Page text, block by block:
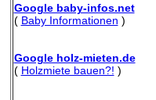
Google baby-infos.net
( Baby Informationen )
Google holz-mieten.de
( Holzmiete bauen?! )